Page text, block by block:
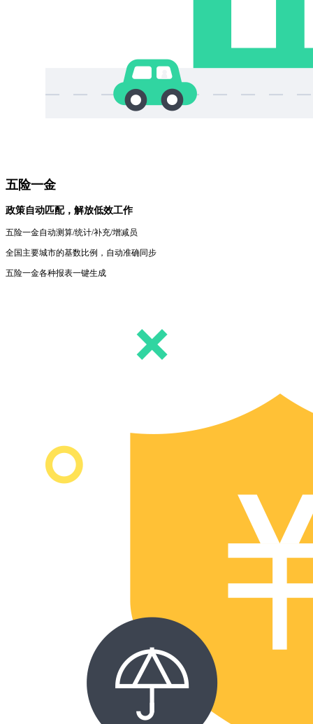
五险一金
政策自动匹配，解放低效工作
五险一金自动测算/统计/补充/增减员
全国主要城市的基数比例，自动准确同步
五险一金各种报表一键生成